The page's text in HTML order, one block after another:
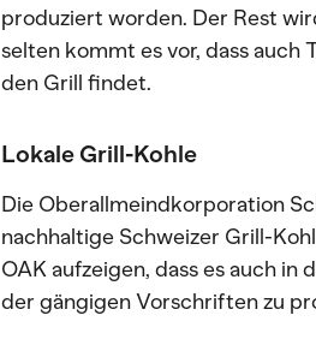
produziert worden. Der Rest
selten kommt es vor, dass auch
den Grill findet.
Lokale Grill-Kohle
Die Oberallmeindkorporation
nachhaltige Schweizer Grill-
OAK aufzeigen, dass es auch
der gängigen Vorschriften zu